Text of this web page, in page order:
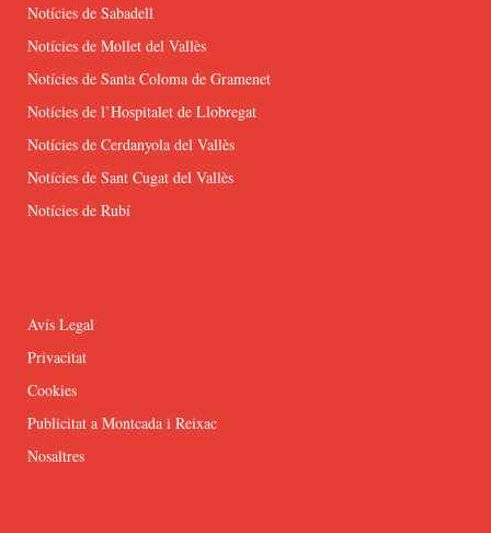
Notícies de Sabadell
Notícies de Mollet del Vallès
Notícies de Santa Coloma de Gramenet
Notícies de l’Hospitalet de Llobregat
Notícies de Cerdanyola del Vallès
Notícies de Sant Cugat del Vallès
Notícies de Rubí
Avís Legal
Privacitat
Cookies
Publicitat a Montcada i Reixac
Nosaltres